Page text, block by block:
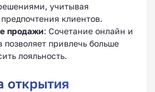
учитывая
клиентов.
продажи: Сочетание онлайн и
привлечь больше
лояльность.
открытия